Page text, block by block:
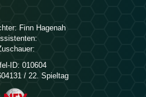
 
ID: 010604
/ 22. Spieltag